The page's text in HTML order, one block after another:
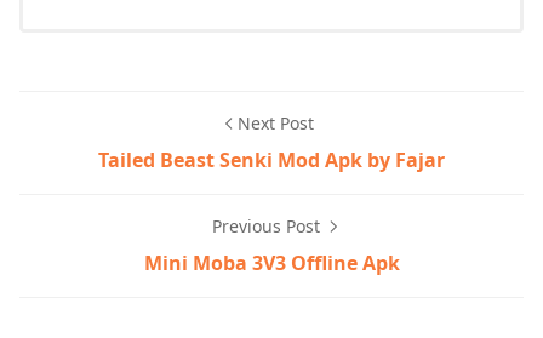
Next Post
Tailed Beast Senki Mod Apk by Fajar
Previous Post
Mini Moba 3V3 Offline Apk